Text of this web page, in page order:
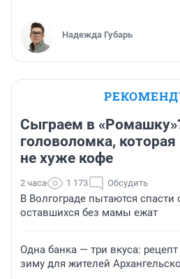
Надежда Губарь
Сыграем в
головоломка,
не хуже кофе
2 часа 1 173 Обсудить
В Волгограде пытаются спасти
оставшихся без мамы ежат
Одна банка — три вкуса:
зиму для жителей